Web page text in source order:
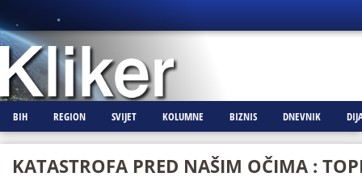
BIH REGION SVIJET KOLUMNE BIZNIS DNEVNIK
KATASTROFA PRED NAŠIM OČIMA :